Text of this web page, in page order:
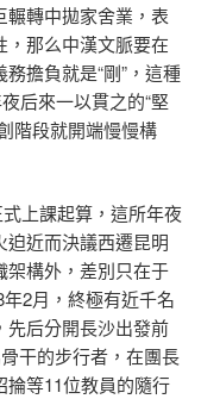
輾轉中拋家舍業，表
，那么中漢文脈要在
擔負就是“剛”，這種
后來一以貫之的“堅
階段就開端慢慢構
上課起算，這所年夜
近而決議西遷昆明
架構外，差別只在于
2月，終極有近千名
先后分開長沙出發前
干的步行者，在團長
等11位教員的隨行